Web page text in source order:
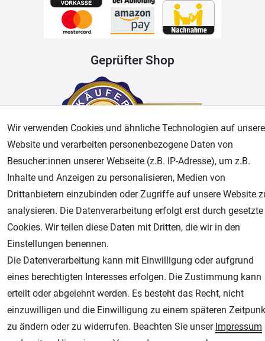
Geprüfter Shop
AGB Widerrufsrecht Datenschutz Impressum
Unsere weiteren Shops:
Airbrush-City
Fachhandel für: Airbrushpistolen, Kompressoren, Airbrushfarben
Modellbau-City
Modellbau Shop
Plotter-City
Schneideplotter, Transferpressen, Siebdruck und Plotterfolien
Wir verwenden Cookies und ähnliche Technologien auf
Website und verarbeiten personenbezogene Daten von
Besucher:innen unserer Webseite (z.B. IP-Adresse), um z.B.
Inhalte und Anzeigen zu personalisieren, Medien von
Drittanbietern einzubinden oder Zugriffe auf unsere Website
analysieren. Die Datenverarbeitung erfolgt erst durch gesetzte
Cookies. Wir teilen diese Daten mit Dritten, die wir in den
Einstellungen benennen.
Die Datenverarbeitung kann mit Einwilligung oder aufgrund
eines berechtigten Interesses erfolgen. Die Zustimmung kann
erteilt oder abgelehnt werden. Es besteht das Recht, nicht
einzuwilligen und die Einwilligung zu einem späteren
zu ändern oder zu widerrufen. Beachten Sie unser Impressum